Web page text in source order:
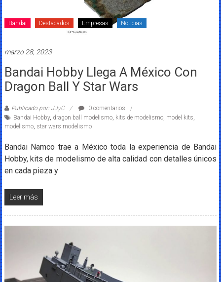
Bandai Destacados Empresas Noticias
marzo 28, 2023
Bandai Hobby Llega A México Con
Dragon Ball Y Star Wars
Publicado por: JJyC
0 comentarios
Bandai Hobby, dragon ball modelismo, kits de modelismo, model kits,
modelismo, star wars modelismo
Bandai Namco trae a México toda la experiencia de Bandai
Hobby, kits de modelismo de alta calidad con detalles únicos
en cada pieza y
Leer más